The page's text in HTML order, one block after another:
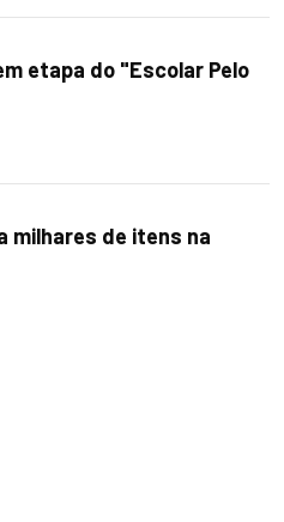
etapa do "Escolar Pelo
milhares de itens na